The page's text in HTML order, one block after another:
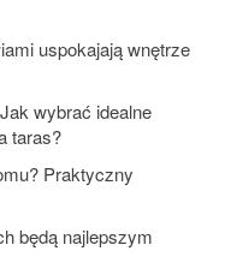
uspokajają wnętrze
wybrać idealne
taras?
Praktyczny
będą najlepszym